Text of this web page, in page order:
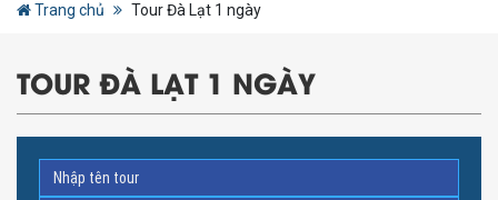
Trang chủ Tour Đà Lạt 1 ngày
TOUR ĐÀ LẠT 1 NGÀY